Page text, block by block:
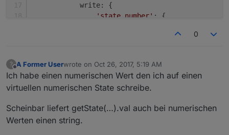
write: {
'state.number' : {
parseFloat (val);
            }
        },
'number': {
common: {type : 'number', def: 0 ,
read
0
?
Offline
A Former Userwrote on Oct 26, 2017, 5:19 AM
last edited by
Ich habe einen numerischen Wert den ich auf einen
virtuellen numerischen State schreibe.
Scheinbar liefert getState(…).val auch bei numerischen
Werten einen string.